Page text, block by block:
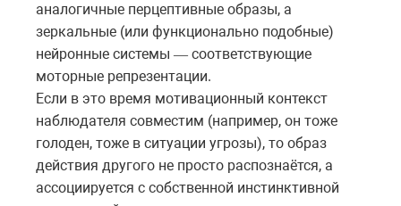
аналогичные перцептивные образы, а
зеркальные (или функционально подобные)
нейронные системы — соответствующие
моторные репрезентации.
Если в это время мотивационный контекст
наблюдателя совместим (например, он тоже
голоден, тоже в ситуации угрозы), то образ
действия другого не просто распознаётся, а
ассоциируется с собственной инстинктивной